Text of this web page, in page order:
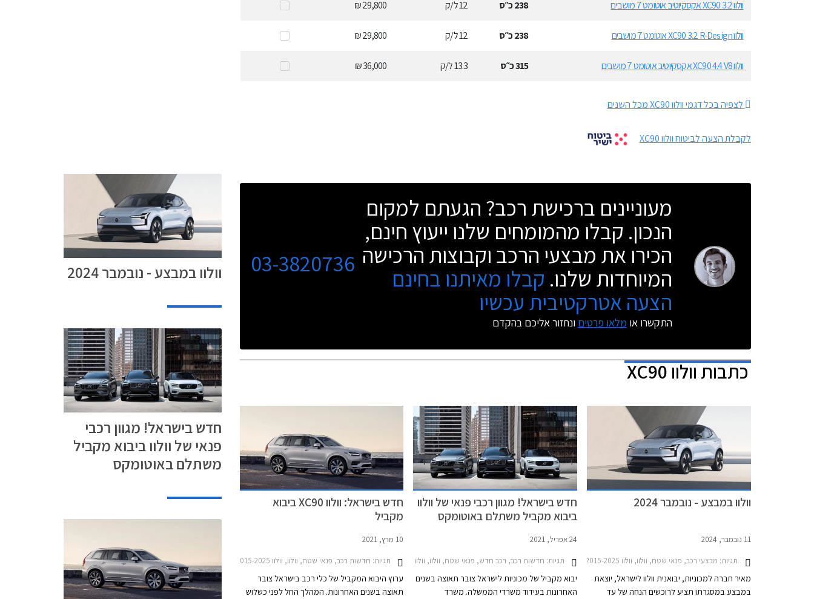
וולוו XC90 3.2 אקסקיוטיב אוטומט 7 מושבים 238כ״ס 12ל/ק 29,800 ₪
וולוו XC90 3.2 R-Design אוטומט 7 מושבים 238כ״ס 12ל/ק 29,800 ₪
וולוו XC90 4.4 V8 אקסקיוטיב אוטומט 7 מושבים 315כ״ס 13.3ל/ק 36,000 ₪
לצפיה בכל דגמי וולוו XC90 מכל השנים
לקבלת הצעה לביטוח וולוו XC90
מעוניינים ברכישת רכב? הגעתם למקום
הנכון. קבלו מהמומחים שלנו ייעוץ חינם,
הכירו את מבצעי הרכב וקבוצות הרכישה
המיוחדות שלנו. קבלו מאיתנו בחינם
הצעה אטרקטיבית עכשיו
התקשרו או מלאו פרטים ונחזור אליכם בהקדם
03-3820736
כתבותוולוו XC90
וולוו במבצע - נובמבר 2024
11 נובמבר, 2024
תגיות: מבצעי רכב, פנאי שטח, וולוו, וולוו XC90 2015-2025, וולוו EX30 2024-2026, וולוו XC40 2022-2026וולוו XC60 2022-2025
מאיר חברה למכוניות, יבואנית וולוו לישראל, יוצאת
במבצע במסגרתו תציע לרוכשים הנחה של עד
חדש בישראל! מגוון רכבי פנאי של וולוו
ביבוא מקביל משתלם באוטומקס
24 אפריל, 2021
תגיות: חדשות רכב, רכב חדש, פנאי שטח, וולוו, וולוו XC90 2015-2025, וולוו XC60 2017-2021וולוו XC40 2018-2022
יבוא מקביל של מכוניות לישראל צובר תאוצה בשנים
האחרונות בעידוד משרדי הממשלה. משרד
חדש בישראל: וולוו XC90 ביבוא
מקביל
10 מרץ, 2021
תגיות: חדשות רכב, פנאי שטח, וולוו, וולוו XC90 2015-2025מחירון רכב
ערוץ היבוא המקביל של כלי רכב בישראל צובר
תאוצה בשנים האחרונות. המהלך החל לפני כשלוש
וולוו במבצע - נובמבר 2024
חדש בישראל! מגוון רכבי
פנאי של וולוו ביבוא מקביל
משתלם באוטומקס